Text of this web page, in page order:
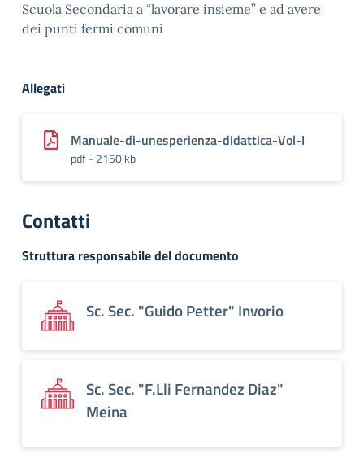
Scuola Secondaria a “lavorare insieme” e ad avere
dei punti fermi comuni
Allegati
Manuale-di-unesperienza-didattica-Vol-I
pdf - 2150 kb
Contatti
Struttura responsabile del documento
Sc. Sec. "Guido Petter" Invorio
Sc. Sec. "F.Lli Fernandez Diaz"
Meina